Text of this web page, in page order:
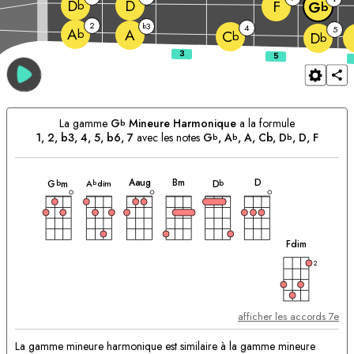
Ab 2 A b3
Cb 4
Db 5
Db D F Gb
La gamme Gb Mineure Harmonique a la formule
1, 2, b3, 4, 5, b6, 7 avec les notes Gb, Ab, A, Cb, Db, D, F
correspondants:
Gbm Abdim Aaug Bm
Db D
Fdim
2
afficher les accords 7e
La gamme mineure harmonique est similaire à la gamme mineure